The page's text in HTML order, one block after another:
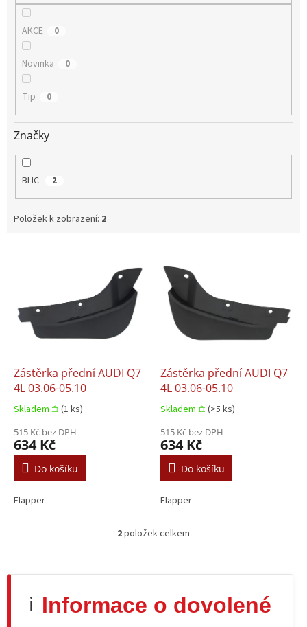
AKCE 0
Novinka 0
Tip 0
Značky
BLIC 2
Položek k zobrazení: 2
d
u
Zástěrka přední AUDI Q7
4L 03.06-05.10
Skladem 𖠿 (1 ks)
515 Kč bez DPH
634 Kč
Do košíku
Flapper
Zástěrka přední AUDI Q7
4L 03.06-05.10
Skladem 𖠿 (>5 ks)
515 Kč bez DPH
634 Kč
Do košíku
Flapper
O
á
a
c
2položek celkem
ℹ️ Informace o dovolené